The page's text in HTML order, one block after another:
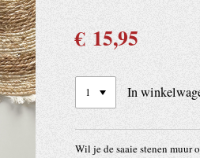
€ 15,95
In
Wil je de saaie stenen muur